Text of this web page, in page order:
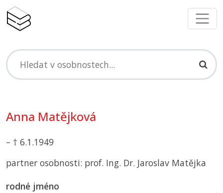
Anna Matějková
– † 6.1.1949
partner osobnosti: prof. Ing. Dr. Jaroslav Matějka
rodné jméno